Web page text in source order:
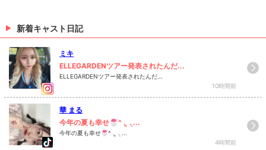
時短要請も終わりルダンも10日から通常営業に戻りま
したので、これからまた定期的にイベント告知やキャ
ストの紹介などを投稿していこうと思いますので是非
皆様、クラブルダンを今後ともよろしくお願い致しま
す🙇‍♂️・当店ではアルコール消毒、検温、換気、閉店後
店内消毒などの予防対策は常に実施しておりま
す！・・・・本日も多数のキャストを揃えて皆さまの
ロアレディ（給料）3000円〜+業績給②ホールスタッ
フ（給料）アルバイト・正社員（ア）時給1000円〜
+能力給（正）月給20万〜+能力給③ドライバー（給
料）距離により変動・☆フロアレディ、ホールスタッ
1月1日、金曜日☃️・謹んで新春をお祝い申し上
🎍・昨年は格別のご贔屓御礼申し上げます。・本年も
変わらぬご愛顧何卒よろしくお願いいたします！・旧
年中は一方ならぬご愛顧感謝申し上げます。本年もど
うかよろしくお願い申し上げます🙇‍♂️・・ルダンは2日か
ら営業を再開し10日まで休まず営業致します✨・本年
もスタッフ一同精進して参りますので皆様よろしくお
願い申し上げます🙇‍♂️🙇‍♀ ・・・本日も多数のキャストを
揃えて皆さまのご来店をお待ちしております✨・☆求
人情報☆①フロアレディ（給料）3000円〜+業績給
（01/01 19:42）
新着キャスト日記
ミキ
ELLEGARDENツアー発表されたんだ...
ELLEGARDENツアー発表されたんだ...
10時間前
華 まる
今年の夏も幸せ🍧^‬ ܸ. ̫ .ܸ ‪...
4時間前